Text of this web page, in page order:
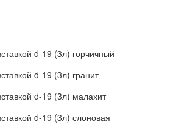
d-19 (3л) горчичный
d-19 (3л) гранит
d-19 (3л) малахит
d-19 (3л) слоновая